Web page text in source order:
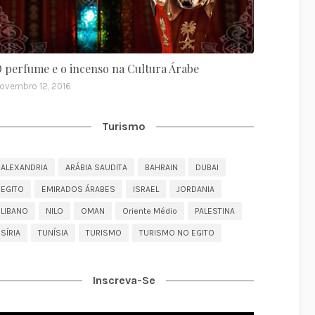
perfume e o incenso na Cultura Árabe
12, 2016
Turismo
ALEXANDRIA ARÁBIA SAUDITA BAHRAIN DUBAI
EGITO EMIRADOS ÁRABES ISRAEL JORDANIA
LIBANO NILO OMAN Oriente Médio PALESTINA
SÍRIA TUNÍSIA TURISMO TURISMO NO EGITO
Inscreva-Se